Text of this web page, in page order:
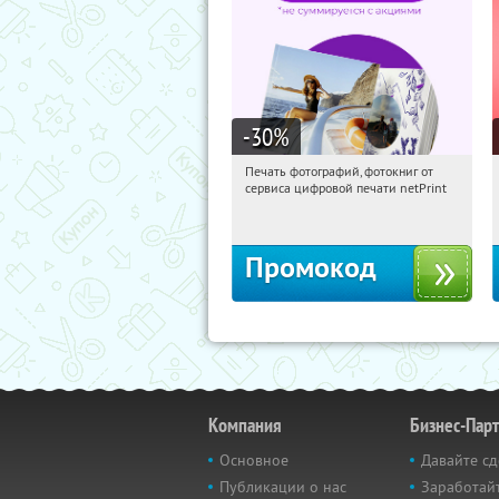
-30%
07:46:54 Получили:
Печать фотографий, фотокниг от
сервиса цифровой печати netPrint
Промокод
Компания
Основное
Публикации о нас
Бизнес-
Давайте